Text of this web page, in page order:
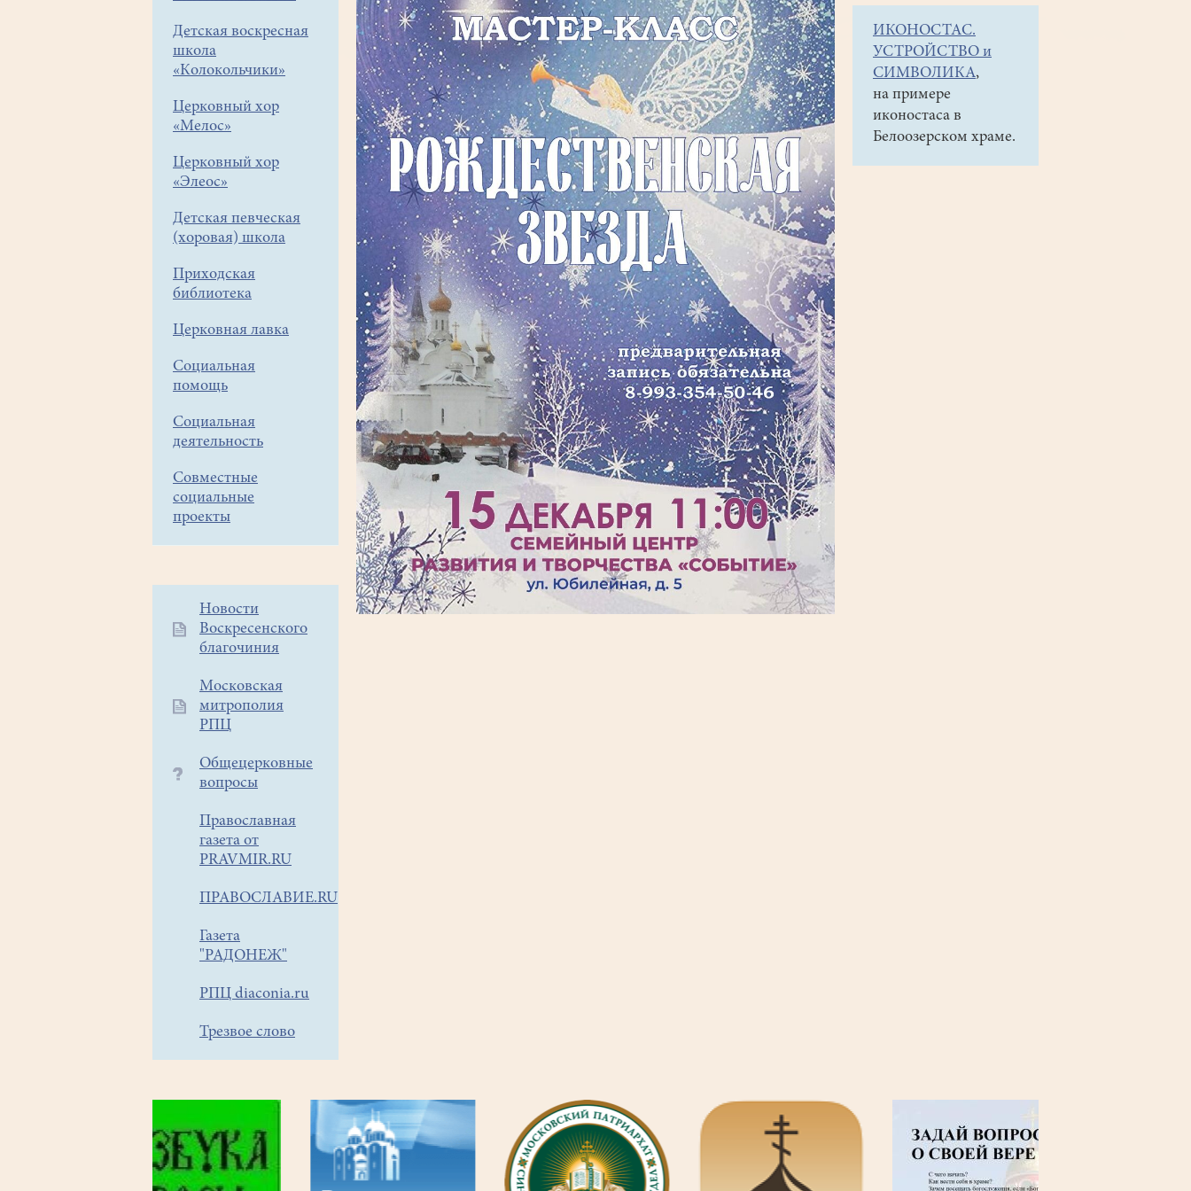
Детская воскресная
школа
«Колокольчики»
Церковный хор
«Мелос»
Церковный хор
«Элеос»
Детская певческая
(хоровая) школа
Приходская
библиотека
Церковная лавка
Социальная
помощь
Социальная
деятельность
Совместные
социальные
проекты
Дополнительное
меню
Новости
Воскресенского
благочиния
Московская
митрополия
РПЦ
Общецерковные
вопросы
Православная
газета от
PRAVMIR.RU
ПРАВОСЛАВИЕ.RU
Газета
"РАДОНЕЖ"
РПЦ diaconia.ru
Трезвое слово
ИКОНОСТАС.
УСТРОЙСТВО и
СИМВОЛИКА,
на примере
иконостаса в
Белоозерском храме.